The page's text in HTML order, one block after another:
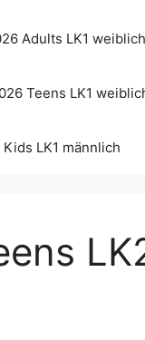
Adults LK1 weiblich
Teens LK1
LK1 männlich